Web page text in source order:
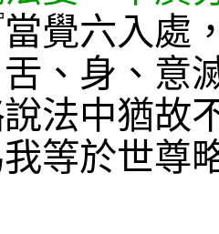
覺六入處
、身、意
法中猶故
等於世尊